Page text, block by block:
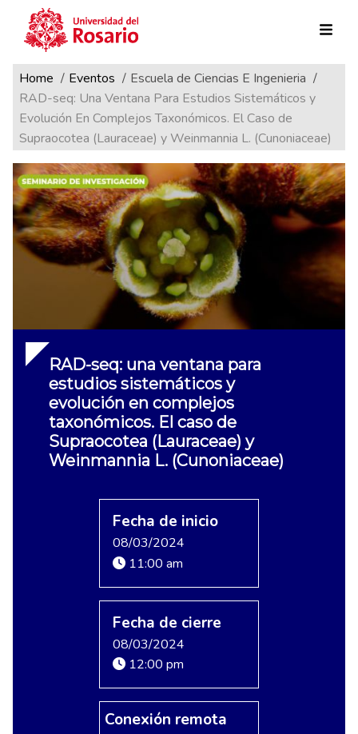
Pasar al contenido principal
Ruta de navegación
Home Eventos
Escuela de Ciencias E Ingenieria
RAD-seq: Una Ventana Para Estudios Sistemáticos y
Evolución En Complejos Taxonómicos. El Caso de
Supraocotea (Lauraceae) y Weinmannia L. (Cunoniaceae)
RAD-seq: una ventana para
estudios sistemáticos y
evolución en complejos
taxonómicos. El caso de
Supraocotea (Lauraceae) y
Weinmannia L. (Cunoniaceae)
Fecha de inicio
08/03/2024
11:00 am
Fecha de cierre
08/03/2024
12:00 pm
Conexión remota